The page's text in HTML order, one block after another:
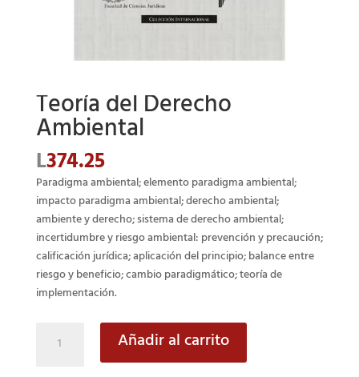
Teoría del Derecho
Ambiental
L374.25
Paradigma ambiental; elemento paradigma ambiental;
impacto paradigma ambiental; derecho ambiental;
ambiente y derecho; sistema de derecho ambiental;
incertidumbre y riesgo ambiental: prevención y precaución;
calificación jurídica; aplicación del principio; balance entre
riesgo y beneficio; cambio paradigmático; teoría de
implementación.
Añadir al carrito